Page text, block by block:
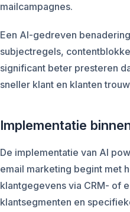
mailcampagnes.
Een AI-gedreven
subjectregels,
significant beter presteren
sneller klant en klanten
Implementatie
De implementatie van AI
email marketing begint met
klantgegevens via CRM- of
klantsegmenten en